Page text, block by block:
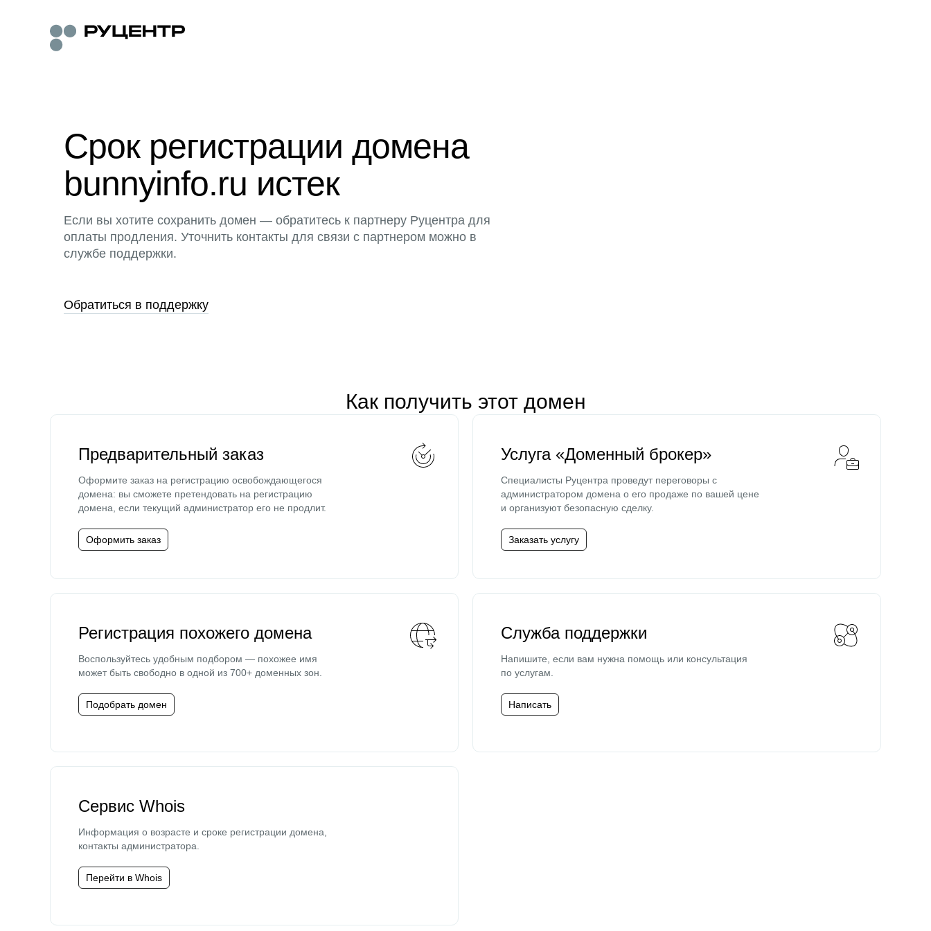
Срок регистрации домена
bunnyinfo.ru истек
Если вы хотите сохранить домен — обратитесь к партнеру Руцентра для
оплаты продления. Уточнить контакты для связи с партнером можно в
службе поддержки.
Обратиться в поддержку
Как получить этот домен
Предварительный заказ
Оформите заказ на регистрацию освобождающегося
домена: вы сможете претендовать на регистрацию
домена, если текущий администратор его не продлит.
Оформить заказ
Услуга «Доменный брокер»
Специалисты Руцентра проведут переговоры с
администратором домена о его продаже по вашей цене
и организуют безопасную сделку.
Заказать услугу
Регистрация похожего домена
Воспользуйтесь удобным подбором — похожее имя
может быть свободно в одной из 700+ доменных зон.
Подобрать домен
Служба поддержки
Напишите, если вам нужна помощь или консультация
по услугам.
Написать
Сервис Whois
Информация о возрасте и сроке регистрации домена,
контакты администратора.
Перейти в Whois